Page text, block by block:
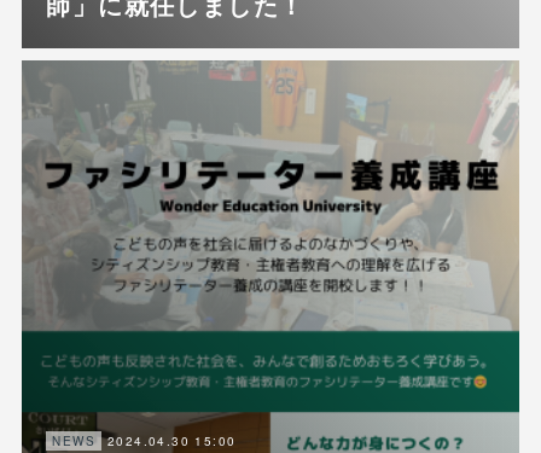
NEWS 2024.04.30 15:00